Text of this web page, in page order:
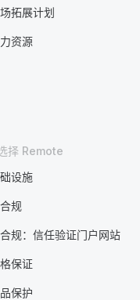
拓展计划
资源
择 Remote
设施
规
规：信任验证门户网站
保证
保护